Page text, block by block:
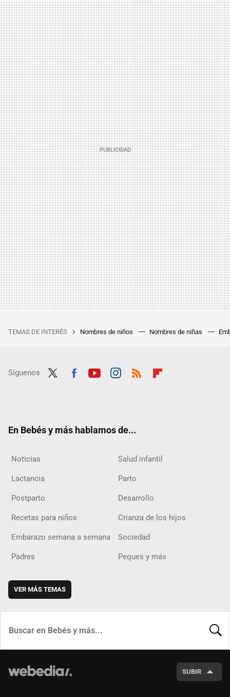
TEMAS DE INTERÉS Nombres de niños Nombres de niñas
Síguenos
En Bebés y más hablamos de...
Noticias Salud infantil
Lactancia Parto
Postparto Desarrollo
Recetas para niños Crianza de los hijos
Embarazo semana a semana Sociedad
Padres Peques y más
VER MÁS TEMAS
SUBIR